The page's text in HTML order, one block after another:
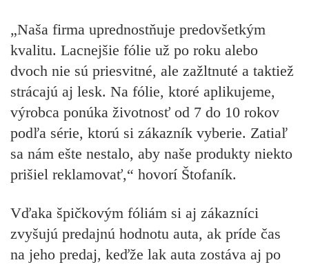
„Naša firma uprednostňuje predovšetkým
kvalitu. Lacnejšie fólie už po roku alebo
dvoch nie sú priesvitné, ale zažltnuté a taktiež
strácajú aj lesk. Na fólie, ktoré aplikujeme,
výrobca ponúka životnosť od 7 do 10 rokov
podľa série, ktorú si zákazník vyberie. Zatiaľ
sa nám ešte nestalo, aby naše produkty niekto
prišiel reklamovať,“ hovorí Štofaník.
Vďaka špičkovým fóliám si aj zákazníci
zvyšujú predajnú hodnotu auta, ak príde čas
na jeho predaj, keďže lak auta zostáva aj po